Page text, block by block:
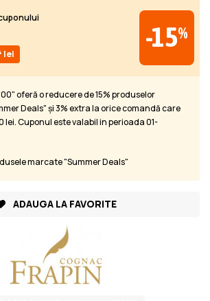
lei
-15%
oferă o reducere de 15% produselor
Deals" și 3% extra la orice comandă care
lei. Cuponul este valabil in perioada 01-
marcate "Summer Deals"
ADAUGA LA FAVORITE